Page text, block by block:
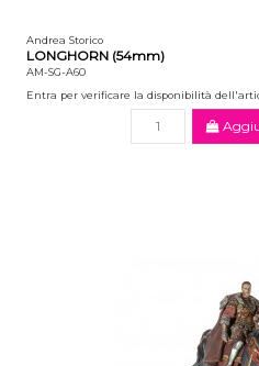
Andrea Storico
LONGHORN (54mm)
AM-SG-A60
Entra per verificare la disponibilità